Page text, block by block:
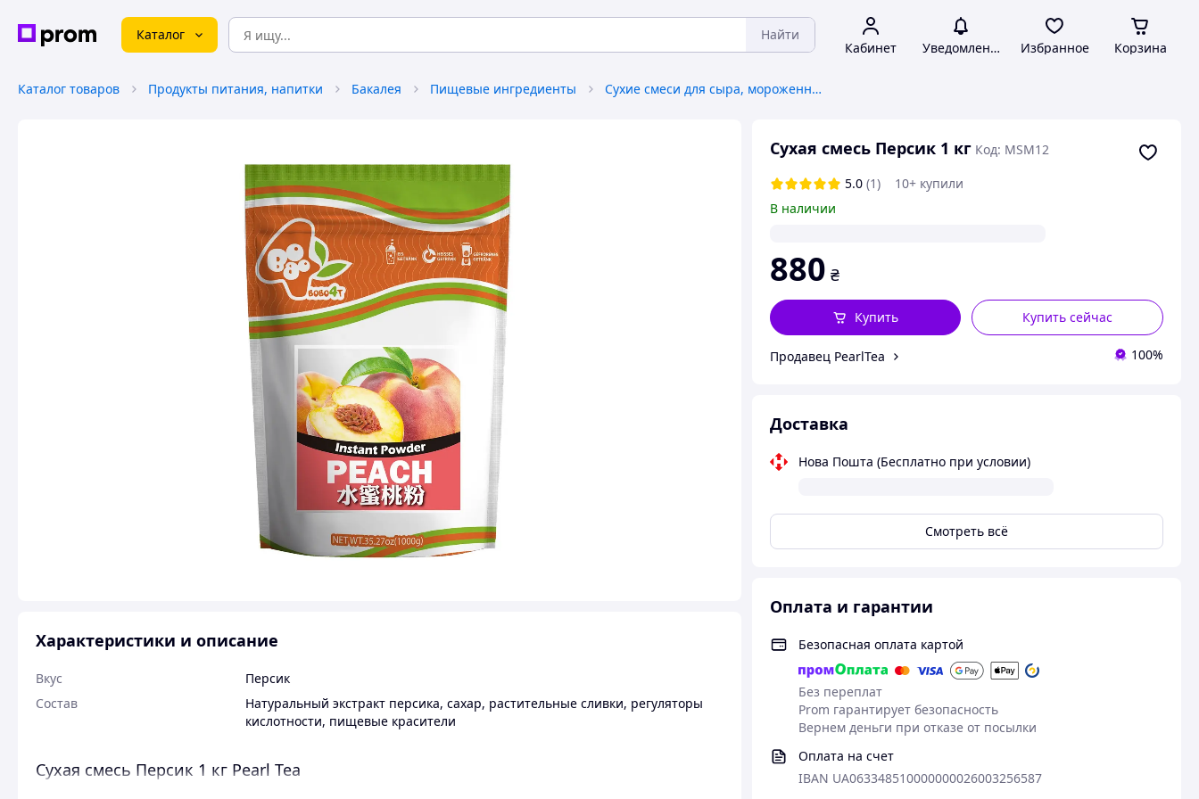
Каталог Найти
Кабинет Уведомления Избранное Корзина
Каталог товаров Продукты питания, напитки Бакалея Пищевые ингредиенты Сухие смеси для сыра, мороженного
Сухая смесь Персик 1 кг Код: MSM12
5.0 (1)
10+ купили
В наличии
880 ₴
Купить сейчас
Купить
Продавец PearlTea 100%
Доставка
Нова Пошта (Бесплатно при условии)
Смотреть всё
Оплата и гарантии
Безопасная оплата картой
Без переплат
Prom гарантирует безопасность
Вернем деньги при отказе от посылки
Оплата на счет
IBAN UA063348510000000026003256587
Характеристики и описание
Вкус
Персик
Состав
Натуральный экстракт персика, сахар, растительные сливки, регуляторы
кислотности, пищевые красители
Сухая смесь Персик 1 кг Pearl Tea